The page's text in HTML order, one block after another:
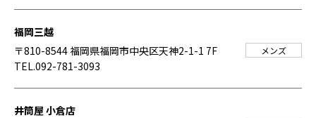
福岡三越
〒810-8544 福岡県福岡市中央区天神2-1-1 7F
TEL.092-781-3093
メンズ
井筒屋 小倉店